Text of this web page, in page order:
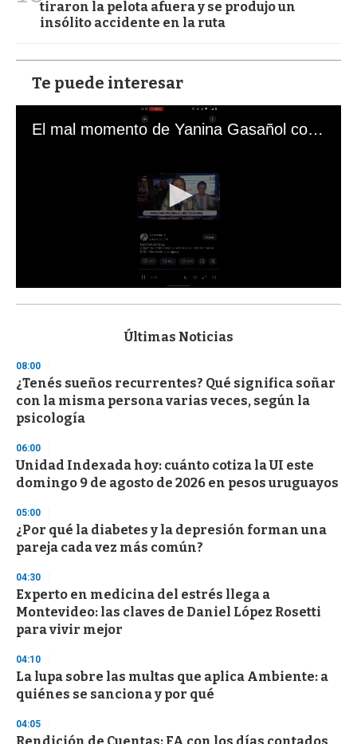
tiraron la pelota afuera y se produjo un
insólito accidente en la ruta
Te puede interesar
El mal momento de Yanina Gasañol con un hincha argentino en "Subrayado"
s
d
s
o
f
3
s
e
c
o
d
Últimas Noticias
08:00
¿Tenés sueños recurrentes? Qué significa soñar
con la misma persona varias veces, según la
psicología
06:00
Unidad Indexada hoy: cuánto cotiza la UI este
domingo 9 de agosto de 2026 en pesos uruguayos
05:00
¿Por qué la diabetes y la depresión forman una
pareja cada vez más común?
04:30
Experto en medicina del estrés llega a
Montevideo: las claves de Daniel López Rosetti
para vivir mejor
04:10
La lupa sobre las multas que aplica Ambiente: a
quiénes se sanciona y por qué
04:05